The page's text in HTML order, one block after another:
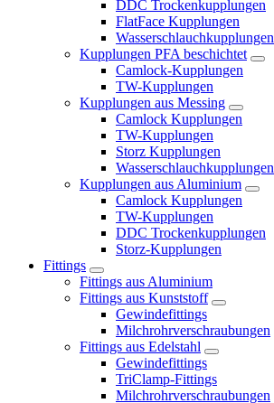
DDC Trockenkupplungen
FlatFace Kupplungen
Wasserschlauchkupplungen
Kupplungen PFA beschichtet
Camlock-Kupplungen
TW-Kupplungen
Kupplungen aus Messing
Camlock Kupplungen
TW-Kupplungen
Storz Kupplungen
Wasserschlauchkupplungen
Kupplungen aus Aluminium
Camlock Kupplungen
TW-Kupplungen
DDC Trockenkupplungen
Storz-Kupplungen
Fittings
Fittings aus Aluminium
Fittings aus Kunststoff
Gewindefittings
Milchrohrverschraubungen
Fittings aus Edelstahl
Gewindefittings
TriClamp-Fittings
Milchrohrverschraubungen